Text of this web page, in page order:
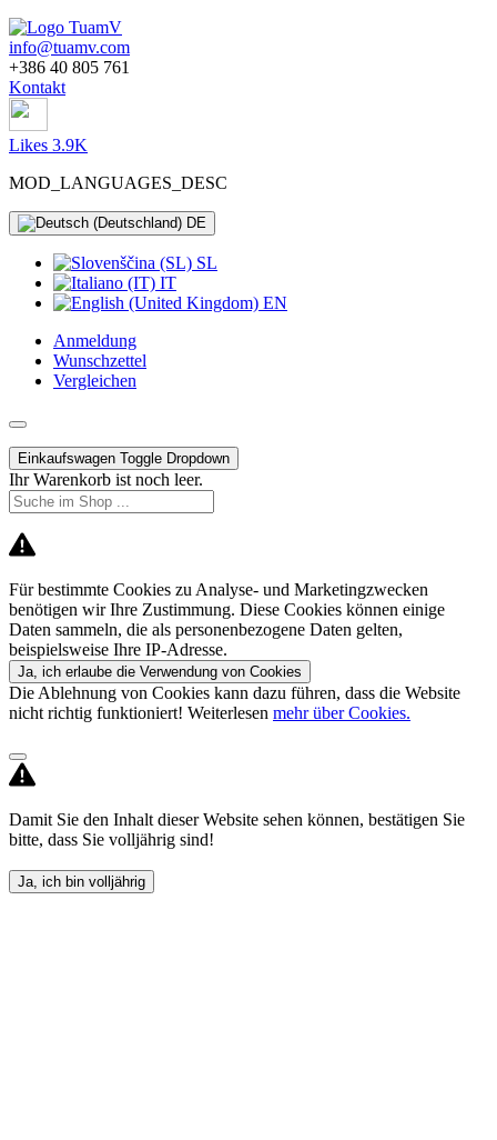
info@tuamv.com
+386 40 805 761
Kontakt
Likes 3.9K
MOD_LANGUAGES_DESC
DE
SL
IT
EN
Anmeldung
Wunschzettel
Vergleichen
Einkaufswagen Toggle Dropdown
Ihr Warenkorb ist noch leer.
Für bestimmte Cookies zu Analyse- und Marketingzwecken
benötigen wir Ihre Zustimmung. Diese Cookies können einige
Daten sammeln, die als personenbezogene Daten gelten,
beispielsweise Ihre IP-Adresse.
Ja, ich erlaube die Verwendung von Cookies
Die Ablehnung von Cookies kann dazu führen, dass die Website
nicht richtig funktioniert! Weiterlesen mehr über Cookies.
Damit Sie den Inhalt dieser Website sehen können, bestätigen Sie
bitte, dass Sie volljährig sind!
Ja, ich bin volljährig